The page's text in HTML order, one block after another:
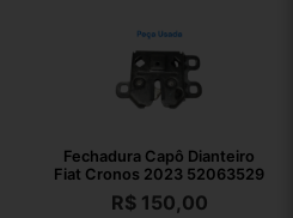
Fechadura Capô Dianteiro
Fiat Cronos 2023 52063529
R$150,00